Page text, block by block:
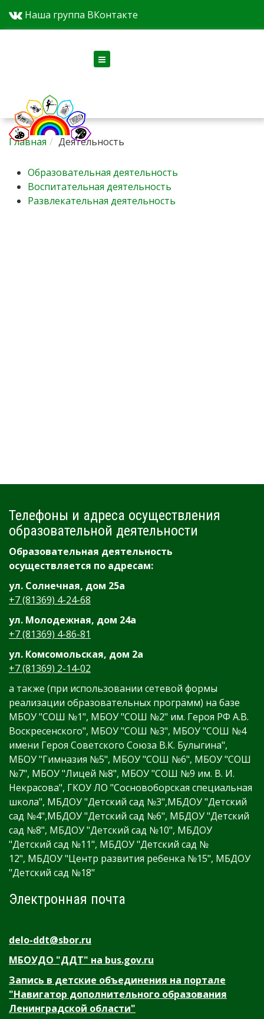
Наша группа ВКонтакте
Главная Деятельность
Образовательная деятельность
Воспитательная деятельность
Развлекательная деятельность
Телефоны и адреса осуществления
образовательной деятельности
Образовательная деятельность
осуществляется по адресам:
ул. Солнечная, дом 25а
+7 (81369) 4-24-68
ул. Молодежная, дом 24а
+7 (81369) 4-86-81
ул. Комсомольская, дом 2а
+7 (81369) 2-14-02
а также (при использовании сетевой формы
реализации образовательных программ) на базе
МБОУ "СОШ №1", МБОУ "СОШ №2" им. Героя РФ А.В.
Воскресенского", МБОУ "СОШ №3", МБОУ "СОШ №4
имени Героя Советского Союза В.К. Булыгина",
МБОУ "Гимназия №5", МБОУ "СОШ №6", МБОУ "СОШ
№7", МБОУ "Лицей №8", МБОУ "СОШ №9 им. В. И.
Некрасова", ГКОУ ЛО "Сосновоборская специальная
школа", МБДОУ "Детский сад №3",МБДОУ "Детский
сад №4",МБДОУ "Детский сад №6", МБДОУ "Детский
сад №8", МБДОУ "Детский сад №10", МБДОУ
"Детский сад №11", МБДОУ "Детский сад №
12", МБДОУ "Центр развития ребенка №15", МБДОУ
"Детский сад №18"
Электронная почта
delo-ddt@sbor.ru
МБОУДО "ДДТ" на bus.gov.ru
Запись в детские объединения на портале
"Навигатор дополнительного образования
Ленинградской области"